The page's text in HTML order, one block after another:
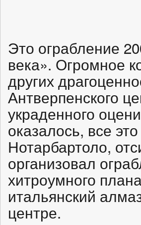
Это ограбление
века». Огромное
других
Антверпенского
украденного
оказалось, все
Нотарбартоло,
организовал
хитроумного
итальянский
центре.